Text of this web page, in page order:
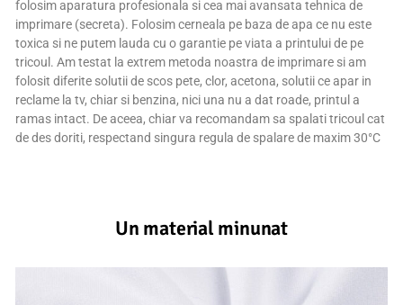
folosim aparatura profesionala si cea mai avansata tehnica de
imprimare (secreta). Folosim cerneala pe baza de apa ce nu este
toxica si ne putem lauda cu o garantie pe viata a printului de pe
tricoul. Am testat la extrem metoda noastra de imprimare si am
folosit diferite solutii de scos pete, clor, acetona, solutii ce apar in
reclame la tv, chiar si benzina, nici una nu a dat roade, printul a
ramas intact. De aceea, chiar va recomandam sa spalati tricoul cat
de des doriti, respectand singura regula de spalare de maxim 30°C
Un material minunat